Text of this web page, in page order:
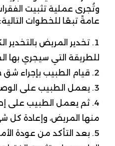
وتُجرى عملية تثبيت
عامةً تبعًا للخطوات التالية:
تخدير المريض بالتخدير
للطريقة التي سيجري بها
قيام الطبيب بإجراء شق
يعمل الطبيب على
ثم يعمل الطبيب على
منها المريض، وإعادة كل
بعد التأكد من عودة